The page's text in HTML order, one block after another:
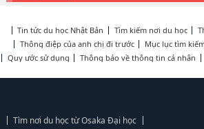
Tin tức du học Nhật Bản Tìm kiếm nơi du học
Thông điệp của anh chị đi trước
Mục lục tìm
Quy ước sử dụng
Thông báo về thông tin cá nhân
Tìm nơi du học từ Osaka Đại học